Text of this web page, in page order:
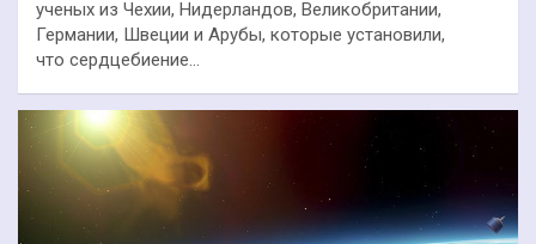
ученых из Чехии, Нидерландов, Великобритании,
Германии, Швеции и Арубы, которые установили,
что сердцебиение…